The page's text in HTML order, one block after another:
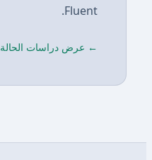
Fluent.
← عرض دراسات الحالة